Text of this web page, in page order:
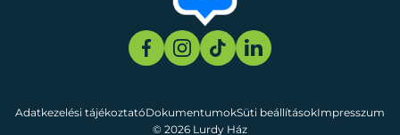
© 2026 Lurdy Ház
Adatkezelési tájékoztatóDokumentumokSüti beállításokImpresszum